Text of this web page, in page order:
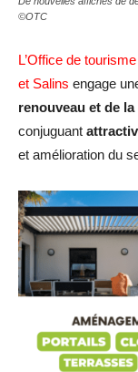
©OTC
L’Office de
et Salins engage
renouveau et de
conjuguant
et amélioration du